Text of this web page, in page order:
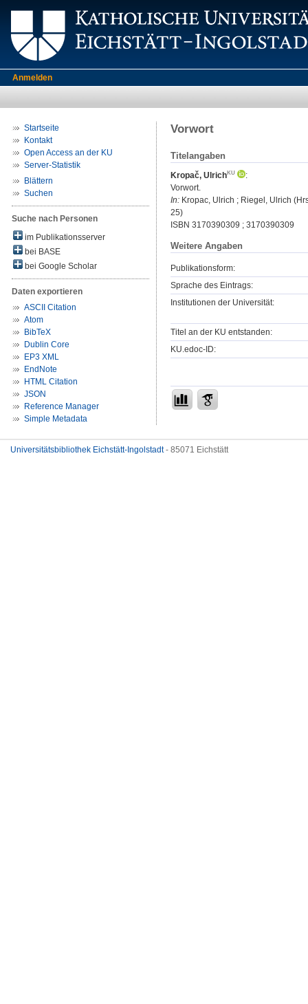
Anmelden
Startseite
Kontakt
Open Access an der KU
Server-Statistik
Blättern
Suchen
Suche nach Personen
im Publikationsserver
bei BASE
bei Google Scholar
Daten exportieren
ASCII Citation
Atom
BibTeX
Dublin Core
EP3 XML
EndNote
HTML Citation
JSON
Reference Manager
Simple Metadata
Vorwort
Titelangaben
Kropač, Ulrich
:
Vorwort.
In: Kropac, Ulrich ; Riegel, Ulrich
25)
ISBN 3170390309 ; 3170390309
Weitere Angaben
Publikationsform:
Sprache des Eintrags:
Institutionen der Universität:
Titel an der KU entstanden:
KU.edoc-ID:
Universitätsbibliothek Eichstätt-Ingolstadt- 85071 Eichstätt